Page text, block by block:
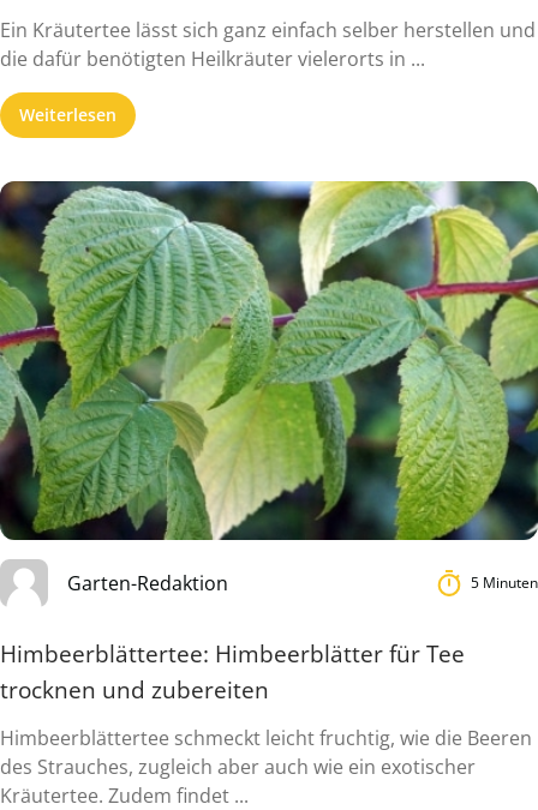
Ein Kräutertee lässt sich ganz einfach selber herstellen und
die dafür benötigten Heilkräuter vielerorts in ...
Weiterlesen
Garten-Redaktion 5 Minuten
Himbeerblättertee: Himbeerblätter für Tee
trocknen und zubereiten
Himbeerblättertee schmeckt leicht fruchtig, wie die Beeren
des Strauches, zugleich aber auch wie ein exotischer
Kräutertee. Zudem findet ...